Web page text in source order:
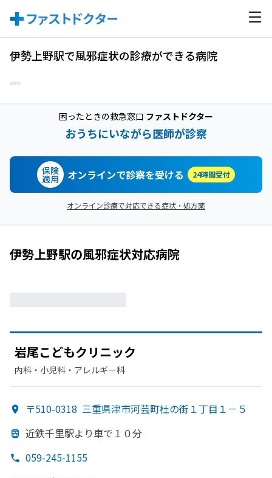
伊勢上野駅で風邪症状の診療ができる病院
困ったときの救急窓口 ファストドクター
おうちにいながら医師が診察
保険
適用 オンラインで診察を受ける 24時間受付
オンライン診療で対応できる症状・処方薬
伊勢上野駅の風邪症状対応病院
岩尾こどもクリニック
内科・​小児科・​アレルギー科
〒510-0318 三重県津市河芸町杜の街１丁目１－５
近鉄千里駅より車で １０分
059-245-1155